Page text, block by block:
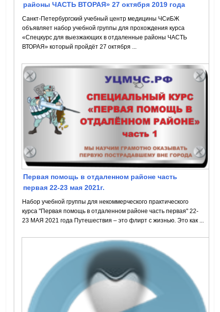
районы ЧАСТЬ ВТОРАЯ» 27 октября 2019 года
Санкт-Петербургский учебный центр медицины ЧСиБЖ
объявляет набор учебной группы для прохождения курса
«Спецкурс для выезжающих в отдаленные районы ЧАСТЬ
ВТОРАЯ» который пройдёт 27 октября ...
Первая помощь в отдаленном районе часть
первая 22-23 мая 2021г.
Набор учебной группы для некоммерческого практического
курса "Первая помощь в отдаленном районе часть первая" 22-
23 МАЯ 2021 года Путешествия – это флирт с жизнью. Это как ...